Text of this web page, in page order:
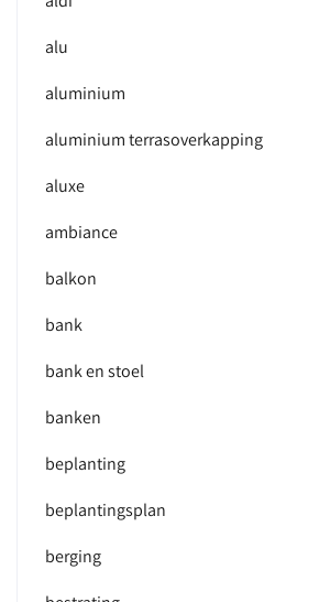
alu
aluminium
aluminium terrasoverkapping
aluxe
ambiance
balkon
bank
bank en stoel
banken
beplanting
beplantingsplan
berging